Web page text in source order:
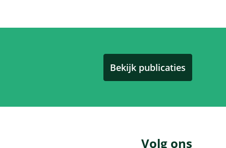
Bekijk publicaties
Volg ons